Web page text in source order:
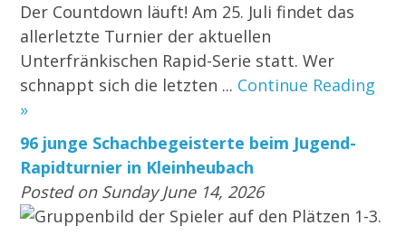
Der Countdown läuft! Am 25. Juli findet das
allerletzte Turnier der aktuellen
Unterfränkischen Rapid-Serie statt. Wer
schnappt sich die letzten ... Continue Reading
»
96 junge Schachbegeisterte beim Jugend-
Rapidturnier in Kleinheubach
Posted on Sunday June 14, 2026
Gruppenbild der Spieler auf den Plätzen 1-3.